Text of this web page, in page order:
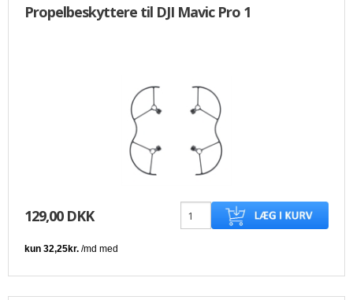
Propelbeskyttere til DJI Mavic Pro 1
129,00 DKK